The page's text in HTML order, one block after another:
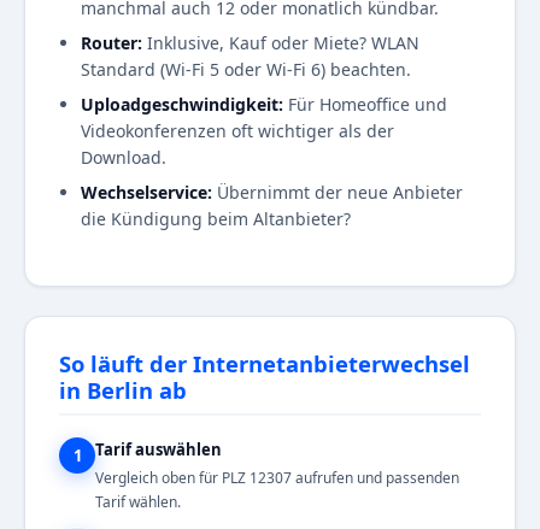
manchmal auch 12 oder monatlich kündbar.
Router: Inklusive, Kauf oder Miete? WLAN
Standard (Wi-Fi 5 oder Wi-Fi 6) beachten.
Uploadgeschwindigkeit: Für Homeoffice und
Videokonferenzen oft wichtiger als der
Download.
Wechselservice: Übernimmt der neue Anbieter
die Kündigung beim Altanbieter?
So läuft der Internetanbieterwechsel
in Berlin ab
1 Tarif auswählen
Vergleich oben für PLZ 12307 aufrufen und passenden
Tarif wählen.